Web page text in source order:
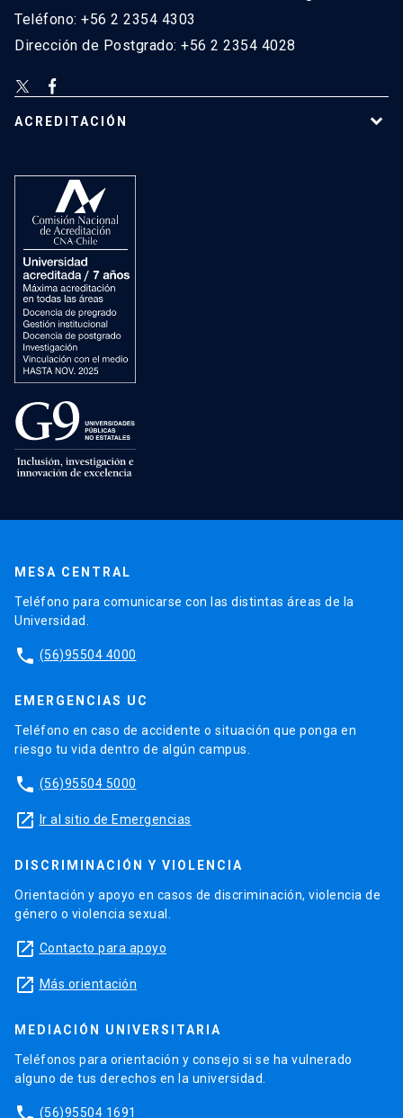
Teléfono: +56 2 2354 4303
Dirección de Postgrado: +56 2 2354 4028
ACREDITACIÓN
MESA CENTRAL
Teléfono para comunicarse con las distintas áreas de la
Universidad.
phone (56)95504 4000
EMERGENCIAS UC
Teléfono en caso de accidente o situación que ponga en
riesgo tu vida dentro de algún campus.
phone (56)95504 5000
launch Ir al sitio de Emergencias
DISCRIMINACIÓN Y VIOLENCIA
Orientación y apoyo en casos de discriminación, violencia de
género o violencia sexual.
launch Contacto para apoyo
launch Más orientación
MEDIACIÓN UNIVERSITARIA
Teléfonos para orientación y consejo si se ha vulnerado
alguno de tus derechos en la universidad.
(56)95504 1691